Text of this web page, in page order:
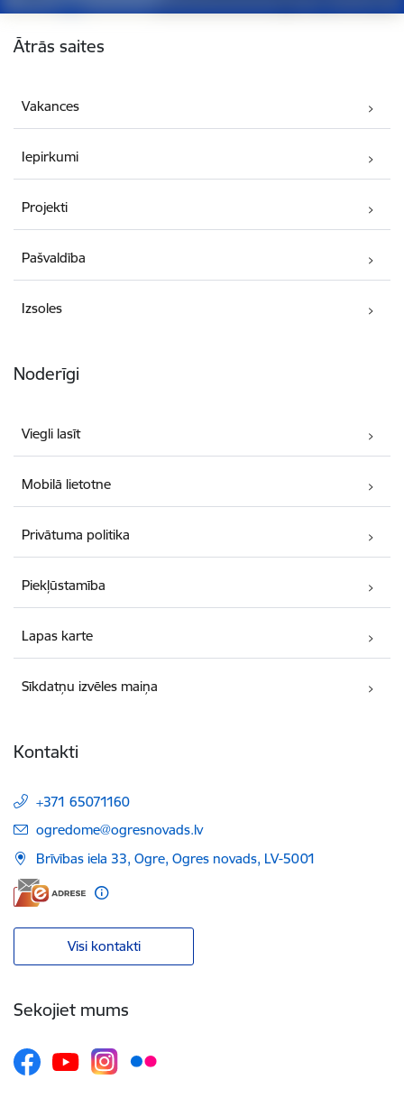
Ātrās saites
Vakances
Iepirkumi
Projekti
Pašvaldība
Izsoles
Noderīgi
Viegli lasīt
Mobilā lietotne
Privātuma politika
Piekļūstamība
Lapas karte
Sīkdatņu izvēles maiņa
Kontakti
+371 65071160
E-pasts:
ogredome@ogresnovads.lv
Brīvības iela 33, Ogre, Ogres novads, LV-5001
Visi kontakti
Sekojiet mums